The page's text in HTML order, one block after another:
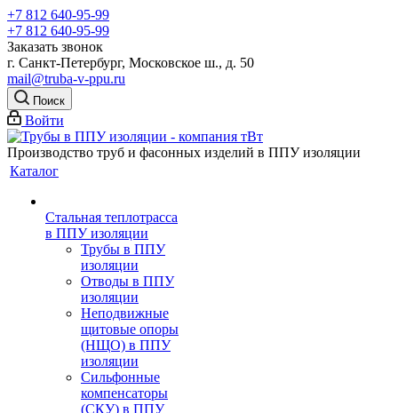
+7 812 640-95-99
+7 812 640-95-99
Заказать звонок
г. Санкт-Петербург, Московское ш., д. 50
mail@truba-v-ppu.ru
Поиск
Войти
Производство труб и фасонных изделий в ППУ изоляции
Каталог
Стальная теплотрасса
в ППУ изоляции
Трубы в ППУ
изоляции
Отводы в ППУ
изоляции
Неподвижные
щитовые опоры
(НЩО) в ППУ
изоляции
Cильфонные
компенсаторы
(СКУ) в ППУ